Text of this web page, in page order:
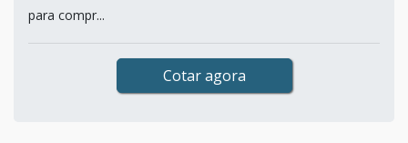
para compr...
Cotar agora